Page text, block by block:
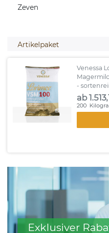
Zeven
Artikelpaket
Venessa
-
ab
200
Exklusiver